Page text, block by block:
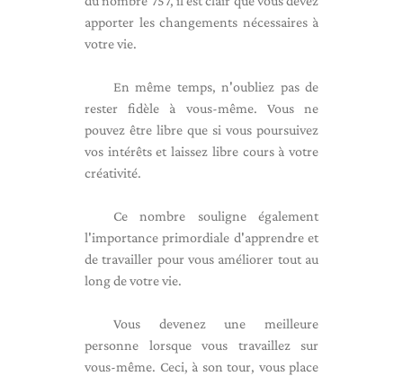
apporter les changements nécessaires à
votre vie.
En même temps, n'oubliez pas de
rester fidèle à vous-même. Vous ne
pouvez être libre que si vous poursuivez
vos intérêts et laissez libre cours à votre
créativité.
Ce nombre souligne également
l'importance primordiale d'apprendre et
de travailler pour vous améliorer tout au
long de votre vie.
Vous devenez une meilleure
personne lorsque vous travaillez sur
vous-même. Ceci, à son tour, vous place